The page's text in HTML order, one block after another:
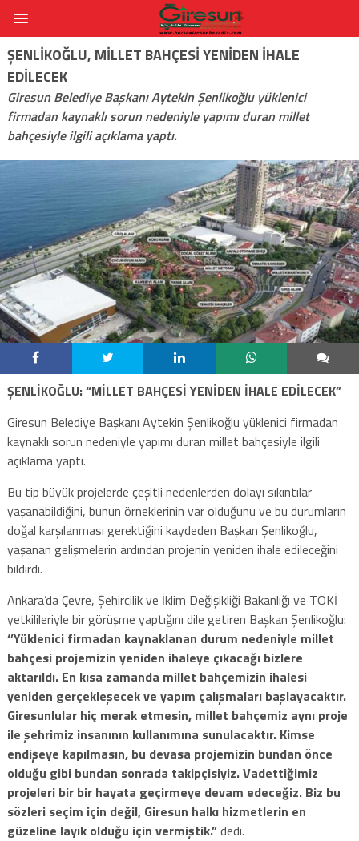
ŞENLIKOĞLU, MILLET BAHÇESI YENIDEN İHALE
EDILECEK
Giresun Belediye Başkanı Aytekin Şenlikoğlu yüklenici
firmadan kaynaklı sorun nedeniyle yapımı duran millet
bahçesiyle ilgili açıklama yaptı.
ŞENLİKOĞLU: “MİLLET BAHÇESİ YENİDEN İHALE EDİLECEK”
Giresun Belediye Başkanı Aytekin Şenlikoğlu yüklenici firmadan
kaynaklı sorun nedeniyle yapımı duran millet bahçesiyle ilgili
açıklama yaptı.
Bu tip büyük projelerde çeşitli nedenlerden dolayı sıkıntılar
yaşanabildiğini, bunun örneklerinin var olduğunu ve bu durumların
doğal karşılanması gerektiğini kaydeden Başkan Şenlikoğlu,
yaşanan gelişmelerin ardından projenin yeniden ihale edileceğini
bildirdi.
Ankara’da Çevre, Şehircilik ve İklim Değişikliği Bakanlığı ve TOKİ
yetkilileriyle bir görüşme yaptığını dile getiren Başkan Şenlikoğlu:
‘’Yüklenici firmadan kaynaklanan durum nedeniyle millet
bahçesi projemizin yeniden ihaleye çıkacağı bizlere
aktarıldı. En kısa zamanda millet bahçemizin ihalesi
yeniden gerçekleşecek ve yapım çalışmaları başlayacaktır.
Giresunlular hiç merak etmesin, millet bahçemiz aynı proje
ile şehrimiz insanının kullanımına sunulacaktır. Kimse
endişeye kapılmasın, bu devasa projemizin bundan önce
olduğu gibi bundan sonrada takipçisiyiz. Vadettiğimiz
projeleri bir bir hayata geçirmeye devam edeceğiz. Biz bu
sözleri seçim için değil, Giresun halkı hizmetlerin en
güzeline layık olduğu için vermiştik.”dedi.